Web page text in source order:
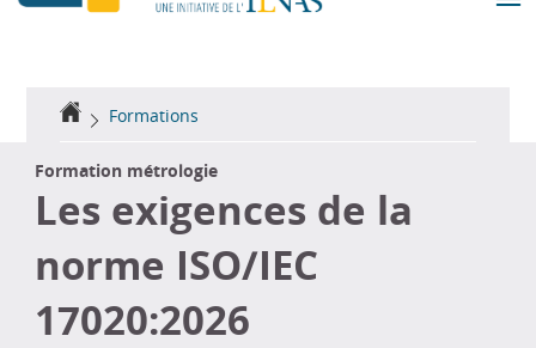
Accueil
Formations
Formation métrologie
Les exigences de la
norme ISO/IEC
17020:2026